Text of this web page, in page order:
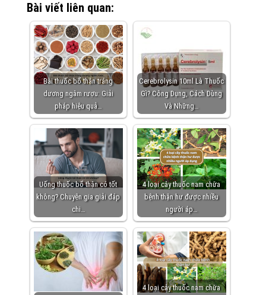
Bài viết liên quan:
Bài thuốc bổ thận tráng
dương ngâm rượu: Giải
pháp hiệu quả…
Cerebrolysin 10ml Là Thuốc
Gì? Công Dụng, Cách Dùng
Và Những…
Uống thuốc bổ thận có tốt
không? Chuyên gia giải đáp
chi…
4 loại cây thuốc nam chữa
bệnh thận hư được nhiều
người áp…
4 loại cây thuốc nam chữa